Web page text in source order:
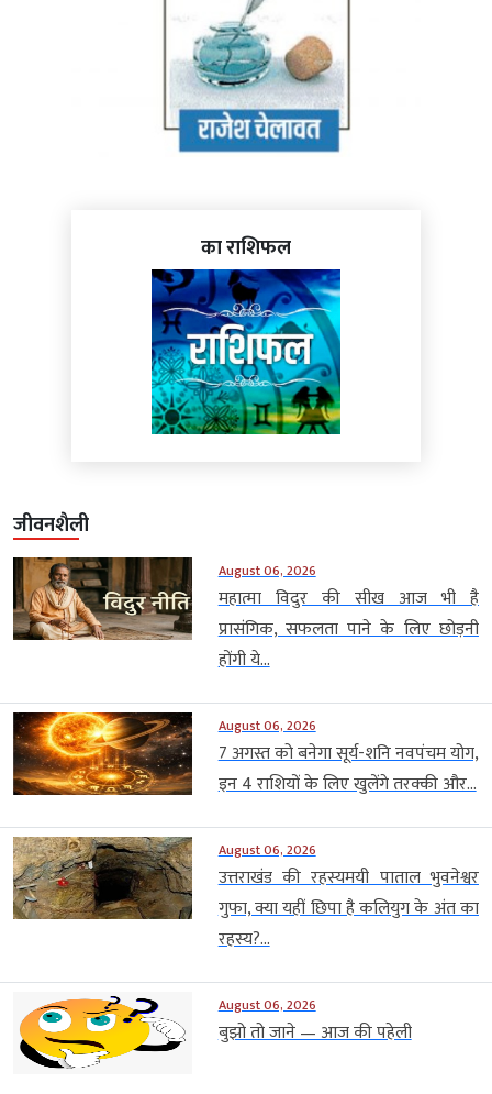
का राशिफल
जीवनशैली
August 06, 2026
महात्मा विदुर की सीख आज भी है
प्रासंगिक, सफलता पाने के लिए छोड़नी
होंगी ये...
August 06, 2026
7 अगस्त को बनेगा सूर्य-शनि नवपंचम योग,
इन 4 राशियों के लिए खुलेंगे तरक्की और...
August 06, 2026
उत्तराखंड की रहस्यमयी पाताल भुवनेश्वर
गुफा, क्या यहीं छिपा है कलियुग के अंत का
रहस्य?...
August 06, 2026
बुझो तो जाने — आज की पहेली